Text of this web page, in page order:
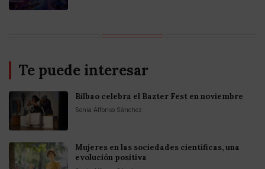
Te puede interesar
Bilbao celebra el Bazter Fest en noviembre
Sonia Alfonso Sánchez
Mujeres en las sociedades científicas, una
evolución positiva